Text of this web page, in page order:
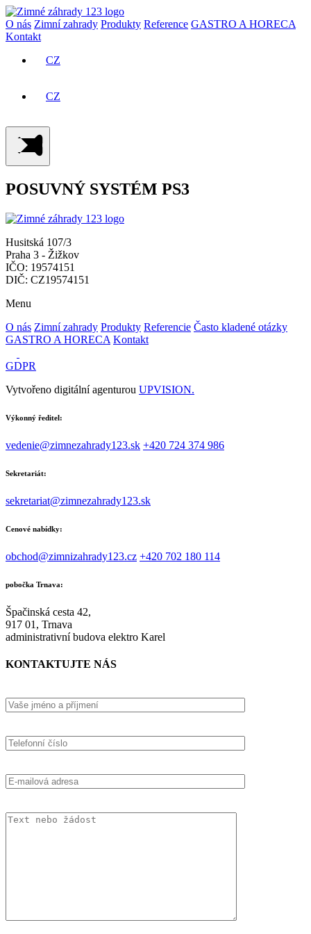
O nás Zimní zahrady Produkty Reference GASTRO A HORECA
Kontakt
CZ
CZ
POSUVNÝ SYSTÉM PS3
Husitská 107/3
Praha 3 - Žižkov
IČO: 19574151
DIČ: CZ19574151
Menu
O nás Zimní zahrady Produkty Referencie Často kladené otázky
GASTRO A HORECA Kontakt
GDPR
Vytvořeno digitální agenturou UPVISION.
Výkonný ředitel:
vedenie@zimnezahrady123.sk +420 724 374 986
Sekretariát:
sekretariat@zimnezahrady123.sk
Cenové nabídky:
obchod@zimnizahrady123.cz +420 702 180 114
pobočka Trnava:
Špačinská cesta 42,
917 01, Trnava
administrativní budova elektro Karel
KONTAKTUJTE NÁS